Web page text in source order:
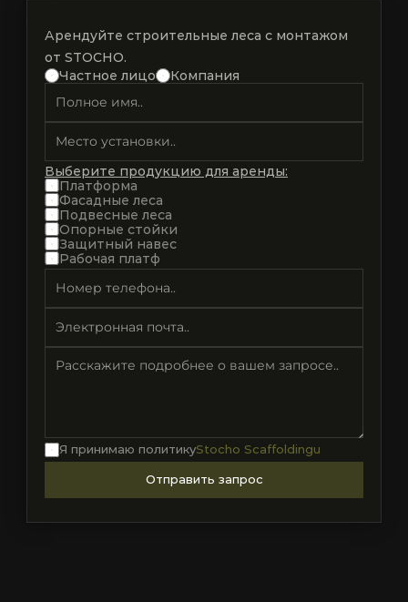
Арендуйте строительные леса с монтажом
от STOCHO.
Частное лицо
Компания
Выберите продукцию для аренды:
Фасадные леса
Платформа
Подвесные леса
Опорные стойки
Защитный навес
Рабочая платф
Я принимаю политикуStocho Scaffoldingu
Отправить запрос